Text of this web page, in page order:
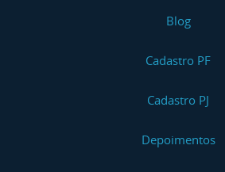
Blog
Cadastro PF
Cadastro PJ
Depoimentos